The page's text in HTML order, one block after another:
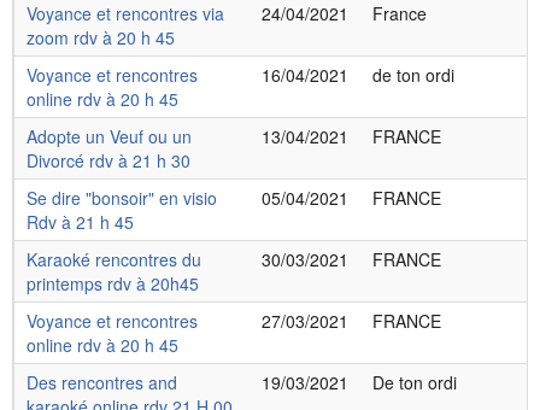
Voyance et rencontres via
zoom rdv à 20 h 45
24/04/2021 France
Voyance et rencontres
online rdv à 20 h 45
16/04/2021 de ton ordi
Adopte un Veuf ou un
Divorcé rdv à 21 h 30
13/04/2021 FRANCE
Se dire "bonsoir" en visio
Rdv à 21 h 45
05/04/2021 FRANCE
Karaoké rencontres du
printemps rdv à 20h45
30/03/2021 FRANCE
Voyance et rencontres
online rdv à 20 h 45
27/03/2021 FRANCE
Des rencontres and
19/03/2021 De ton ordi